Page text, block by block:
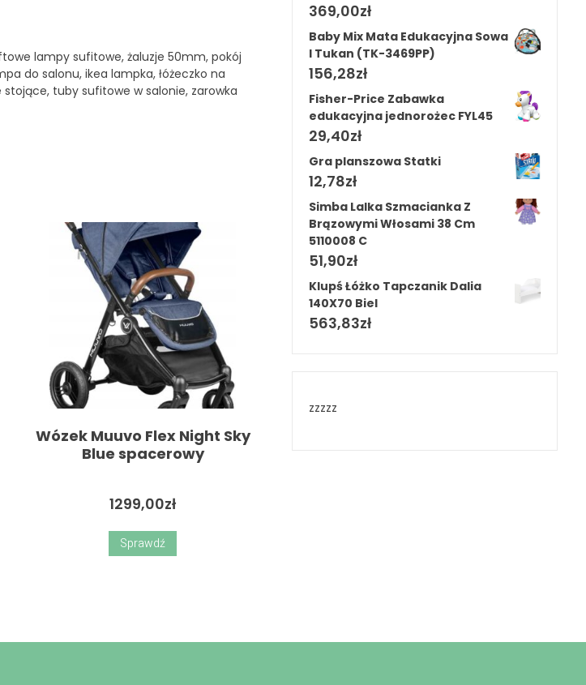
lampy sufitowe, żaluzje 50mm, pokój
do salonu, ikea lampka, łóżeczko na
tuby sufitowe w salonie, zarowka
Wózek Muuvo Flex Night Sky
Blue spacerowy
1299,00zł
Sprawdź
369,00zł
Baby Mix Mata Edukacyjna Sowa
I Tukan (TK-3469PP)
156,28zł
Fisher-Price Zabawka
edukacyjna jednorożec FYL45
29,40zł
Gra planszowa Statki
12,78zł
Simba Lalka Szmacianka Z
Brązowymi Włosami 38 Cm
5110008 C
51,90zł
Klupś Łóżko Tapczanik Dalia
140X70 Biel
563,83zł
zzzzz